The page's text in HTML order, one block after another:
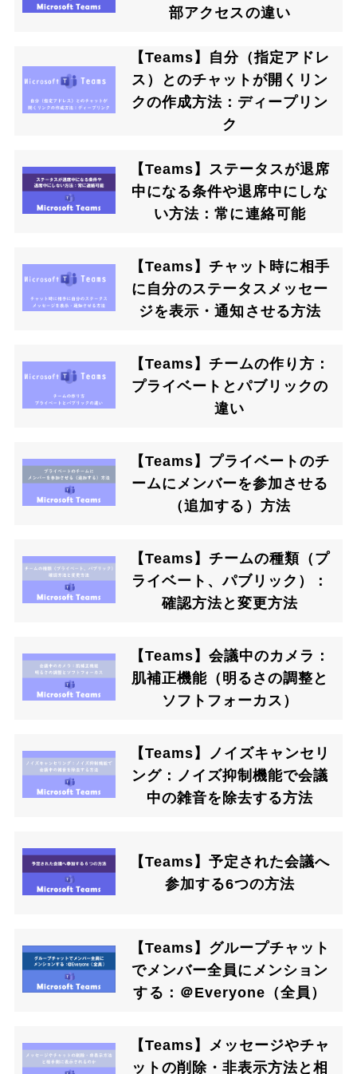
部アクセスの違い
【Teams】自分（指定アドレ
ス）とのチャットが開くリン
クの作成方法：ディープリン
ク
【Teams】ステータスが退席
中になる条件や退席中にしな
い方法：常に連絡可能
【Teams】チャット時に相手
に自分のステータスメッセー
ジを表示・通知させる方法
【Teams】チームの作り方：
プライベートとパブリックの
違い
【Teams】プライベートのチ
ームにメンバーを参加させる
（追加する）方法
【Teams】チームの種類（プ
ライベート、パブリック）：
確認方法と変更方法
【Teams】会議中のカメラ：
肌補正機能（明るさの調整と
ソフトフォーカス）
【Teams】ノイズキャンセリ
ング：ノイズ抑制機能で会議
中の雑音を除去する方法
【Teams】予定された会議へ
参加する6つの方法
【Teams】グループチャット
でメンバー全員にメンション
する：＠Everyone（全員）
【Teams】メッセージやチャ
ットの削除・非表示方法と相